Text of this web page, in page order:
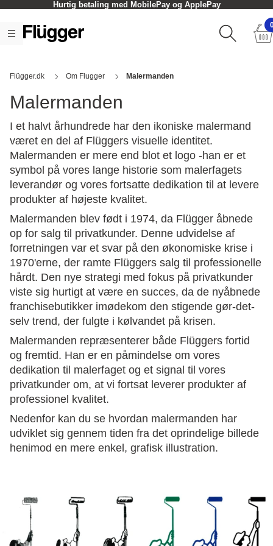
Hurtig betaling med MobilePay og ApplePay
Flügger.dk Om Flugger Malermanden
Malermanden
I et halvt århundrede har den ikoniske malermand
været en del af Flüggers visuelle identitet.
Malermanden er mere end blot et logo -han er et
symbol på vores lange historie som malerfagets
leverandør og vores fortsatte dedikation til at levere
produkter af højeste kvalitet.
Malermanden blev født i 1974, da Flügger åbnede
op for salg til privatkunder. Denne udvidelse af
forretningen var et svar på den økonomiske krise i
1970'erne, der ramte Flüggers salg til professionelle
hårdt. Den nye strategi med fokus på privatkunder
viste sig hurtigt at være en succes, da de nyåbnede
franchisebutikker imødekom den stigende gør-det-
selv trend, der fulgte i kølvandet på krisen.
Malermanden repræsenterer både Flüggers fortid
og fremtid. Han er en påmindelse om vores
dedikation til malerfaget og et signal til vores
privatkunder om, at vi fortsat leverer produkter af
professionel kvalitet.
Nedenfor kan du se hvordan malermanden har
udviklet sig gennem tiden fra det oprindelige billede
henimod en mere enkel, grafisk illustration.